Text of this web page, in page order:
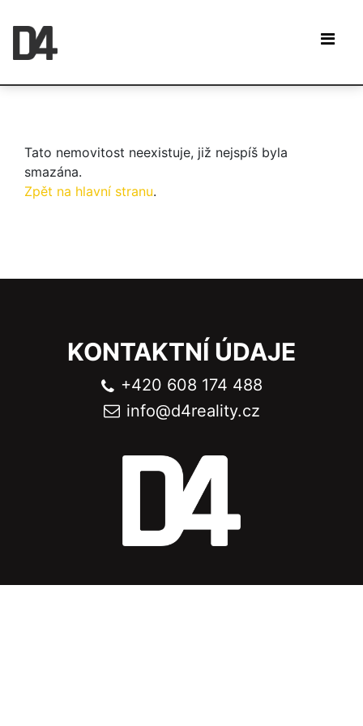
Tato nemovitost neexistuje, již nejspíš byla
smazána.
Zpět na hlavní stranu.
KONTAKTNÍ ÚDAJE
+420 608 174 488
info@d4reality.cz